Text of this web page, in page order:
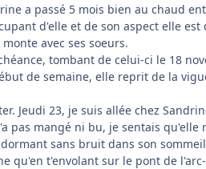
a passé 5 mois bien au chaud
d'elle et de son aspect elle
avec ses soeurs.
tombant de celui-ci le 18
de semaine, elle reprit de la
Jeudi 23, je suis allée chez
pas mangé ni bu, je sentais
sans bruit dans son
qu'en t'envolant sur le pont de